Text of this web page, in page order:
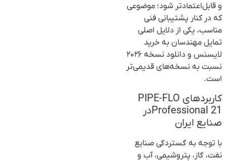
و قابل‌اعتمادتر شود؛ موضوعی
که در کنار پشتیبانی فنی
مناسب، یکی از دلایل اصلی
تمایل مهندسان به خرید
لایسنس و دانلود نسخه ۲۰۲۶
نسبت به نسخه‌های قدیمی‌تر
است.
کاربردهای PIPE-FLO
Professional 21در
صنایع ایران
با توجه به گستردگی صنایع
نفت، گاز، پتروشیمی، آب و